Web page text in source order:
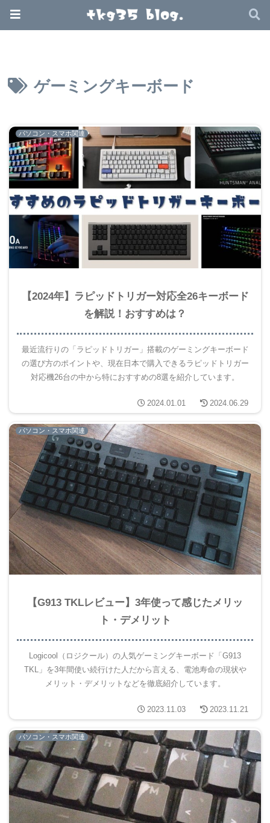
ゲーミングキーボード
パソコン・スマホ関連
【2024年】ラピッドトリガー対応全26キーボード
を解説！おすすめは？
最近流行りの「ラピッドトリガー」搭載のゲーミングキーボード
の選び方のポイントや、現在日本で購入できるラピッドトリガー
対応機26台の中から特におすすめの8選を紹介しています。
2024.01.01 2024.06.29
パソコン・スマホ関連
【G913 TKLレビュー】3年使って感じたメリッ
ト・デメリット
Logicool（ロジクール）の人気ゲーミングキーボード「G913
TKL」を3年間使い続行けた人だから言える、電池寿命の現状や
メリット・デメリットなどを徹底紹介しています。
2023.11.03 2023.11.21
パソコン・スマホ関連